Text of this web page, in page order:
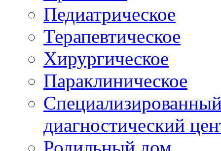
Педиатрическое
Терапевтическое
Хирургическое
Параклиническое
диагностический